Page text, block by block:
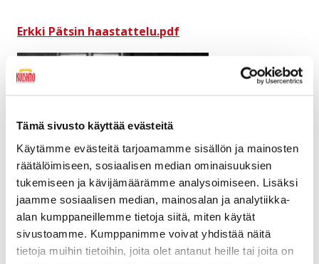
Tämä sivusto käyttää evästeitä
Käytämme evästeitä tarjoamamme sisällön ja mainosten
räätälöimiseen, sosiaalisen median ominaisuuksien
tukemiseen ja kävijämäärämme analysoimiseen. Lisäksi
jaamme sosiaalisen median, mainosalan ja analytiikka-
alan kumppaneillemme tietoja siitä, miten käytät
sivustoamme. Kumppanimme voivat yhdistää näitä
tietoja muihin tietoihin, joita olet antanut heille tai joita on
Erkki Pätsin haastattelu.pdf
Kuva ja teksti: Erkki Pätsin talon Kontioluoman
pirtissä Penttilänvaarassa 1960-luvulla. Ed. Pentti
Pätsi, Reino Pätsi ja Viljami Pitkänen.
Kuva: Kuusamon kotiseutuarkisto.